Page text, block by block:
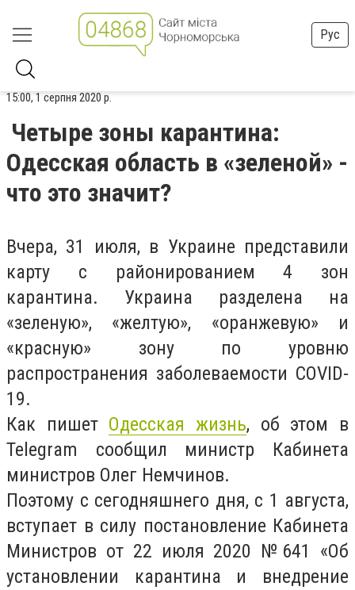
Рус
15:00, 1 серпня 2020 р.
Четыре зоны карантина:
Одесская область в «зеленой» -
что это значит?
Вчера, 31 июля, в Украине представили
карту с районированием 4 зон
карантина. Украина разделена на
«зеленую», «желтую», «оранжевую» и
«красную» зону по уровню
распространения заболеваемости COVID-
19.
Как пишет Одесская жизнь, об этом в
Telegram сообщил министр Кабинета
министров Олег Немчинов.
Поэтому с сегодняшнего дня, с 1 августа,
вступает в силу постановление Кабинета
Министров от 22 июля 2020 №641 «Об
установлении карантина и внедрение